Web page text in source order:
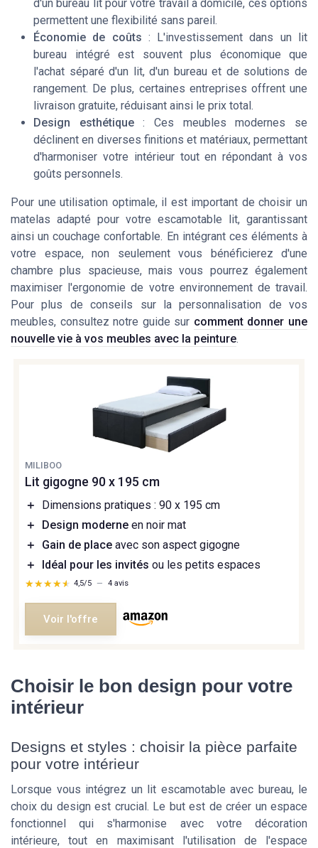
d'un bureau lit pour votre travail à domicile, ces options
permettent une flexibilité sans pareil.
Économie de coûts : L'investissement dans un lit
bureau intégré est souvent plus économique que
l'achat séparé d'un lit, d'un bureau et de solutions de
rangement. De plus, certaines entreprises offrent une
livraison gratuite, réduisant ainsi le prix total.
Design esthétique: Ces meubles modernes se
déclinent en diverses finitions et matériaux, permettant
d'harmoniser votre intérieur tout en répondant à vos
goûts personnels.
Pour une utilisation optimale, il est important de choisir un
matelas adapté pour votre escamotable lit, garantissant
ainsi un couchage confortable. En intégrant ces éléments à
votre espace, non seulement vous bénéficierez d'une
chambre plus spacieuse, mais vous pourrez également
maximiser l'ergonomie de votre environnement de travail.
Pour plus de conseils sur la personnalisation de vos
meubles, consultez notre guide sur comment donner une
nouvelle vie à vos meubles avec la peinture.
MILIBOO
Lit gigogne 90 x 195 cm
＋
Dimensions pratiques : 90 x 195 cm
＋
Design moderne en noir mat
＋
Gain de place avec son aspect gigogne
＋
Idéal pour les invités ou les petits espaces
★★★★★
★★★★★ 4,5/5 — 4 avis
Voir l'offre
Choisir le bon design pour votre
intérieur
Designs et styles : choisir la pièce parfaite
pour votre intérieur
Lorsque vous intégrez un lit escamotable avec bureau, le
choix du design est crucial. Le but est de créer un espace
fonctionnel qui s'harmonise avec votre décoration
intérieure, tout en maximisant l'utilisation de l'espace